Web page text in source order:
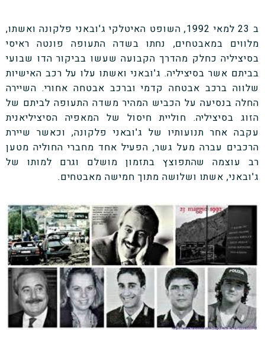
ב 23 למאי 1992, השופט האיטלקי ג'ובאני פלקונה ואשתו,
מלווים במאבטחים, נחתו בשדה התעופה פונטה ראיסי
בסיציליה כחלק מהדרך הקבועה שעשו בביקור הדו שבועי
בביתם אשר בסיציליה. ג'ובאני ואשתו עלו על רכב האישיות
שלווה ברכב אבטחה קדמי וברכב אבטחה אחורי. השיירה
החלה בנסיעה על הכביש המהיר משדה התעופה לביתם של
הזוג בסיציליה. חוליית חיסול של המאפיה הסיציליאנית
עקבה אחר תנועותיו של ג'ובאני פלקונה, וכאשר שיירת
הרכבים עברה מעל גשר, הפעיל אחד מחברי החוליה מטען
רב עוצמה שהתפוצץ בתזמון מושלם וגרם למותו של
ג'ובאני, אשתו ושלושה מתוך חמישה מאבטחים.